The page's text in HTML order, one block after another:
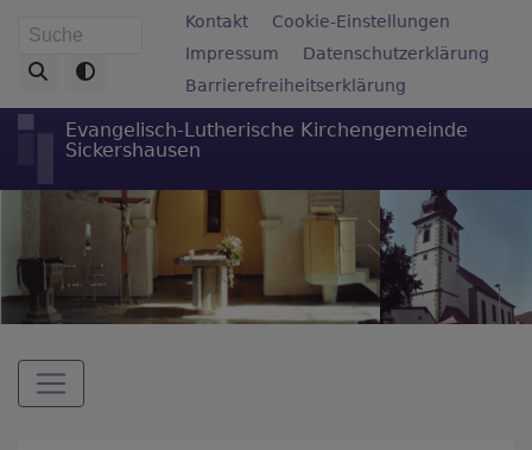
zum
Inhalt
Suche Fußbereichsmenü
Kontakt
Cookie-Einstellungen
Impressum
Datenschutzerklärung
Barrierefreiheitserklärung
Evangelisch-Lutherische Kirchengemeinde
Sickershausen
Hauptnavigation